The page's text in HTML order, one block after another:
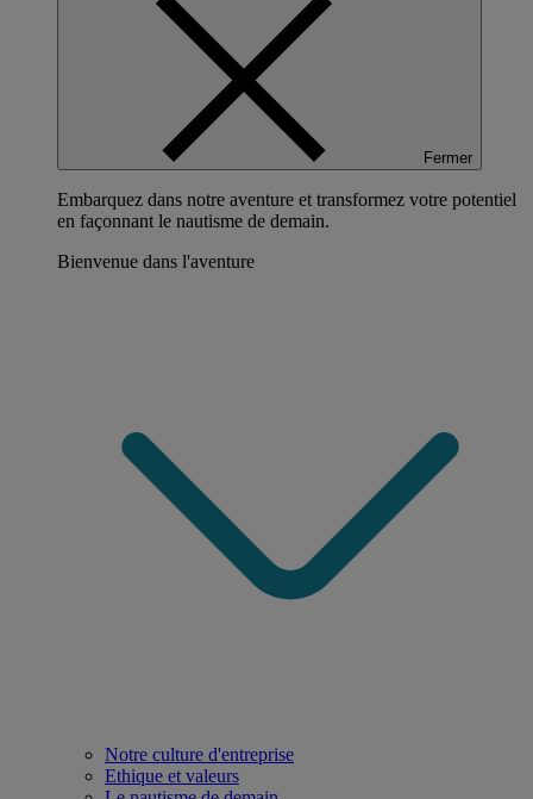
Fermer
Embarquez dans notre aventure et transformez votre potentiel
en façonnant le nautisme de demain.
Bienvenue dans l'aventure
Notre culture d'entreprise
Ethique et valeurs